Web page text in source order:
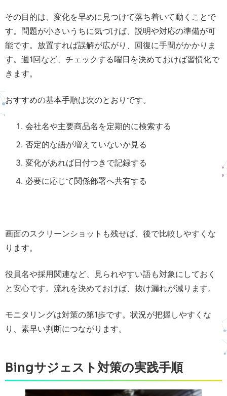
その目的は、変化を早めに見つけて落ち着いて動くことで
す。問題が小さいうちに気づけば、説明や対応の準備が可
能です。放置すれば誤解が広がり、回復に手間がかかりま
す。週1回など、チェックする曜日を決めておけば習慣化で
きます。
おすすめの基本手順は次のとおりです。
会社名や主要商品名を定期的に検索する
否定的な語が増えていないか見る
変化があれば日付つきで記録する
必要に応じて関係部署へ共有する
画面のスクリーンショットも残せば、後で比較しやすくな
ります。
役員名や採用関連など、見られやすい語も対象にしておく
と安心です。流れを決めておけば、抜け漏れが減ります。
モニタリングは対策の第1歩です。状況が把握しやすくな
り、素早い判断につながります。
Bingサジェスト対策の実践手順